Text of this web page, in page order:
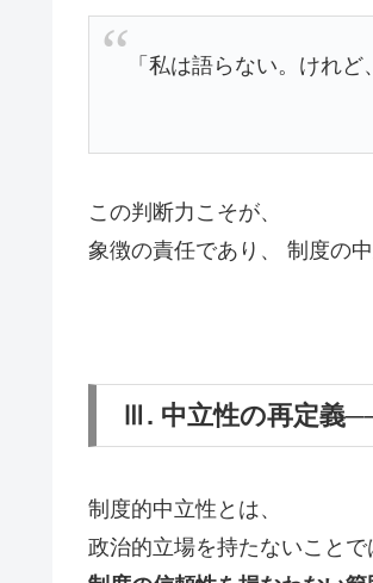
「私は語らない。けれ
この判断力こそが、
象徴の責任であり、 制度の
Ⅲ. 中立性の再定義
制度的中立性とは、
政治的立場を持たないことで